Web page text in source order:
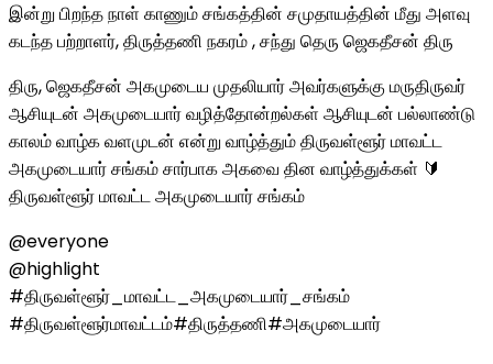
இன்று பிறந்த நாள் காணும் சங்கத்தின் சமுதாயத்தின் மீது அளவு
கடந்த பற்றாளர், திருத்தணி நகரம் , சந்து தெரு ஜெகதீசன் திரு
திரு, ஜெகதீசன் அகமுடைய முதலியார் அவர்களுக்கு மருதிருவர்
ஆசியுடன் அகமுடையார் வழித்தோன்றல்கள் ஆசியுடன் பல்லாண்டு
காலம் வாழ்க வளமுடன் என்று வாழ்த்தும் திருவள்ளூர் மாவட்ட
அகமுடையார் சங்கம் சார்பாக அகவை தின வாழ்த்துக்கள் 🔰
திருவள்ளூர் மாவட்ட அகமுடையார் சங்கம்
@everyone
@highlight
#திருவள்ளூர்_மாவட்ட_அகமுடையார்_சங்கம்
#திருவள்ளூர்மாவட்டம்#திருத்தணி#அகமுடையார்